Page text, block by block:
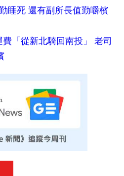
睡死 還有副所長值勤嚼檳
「從新北騎回南投」 老司